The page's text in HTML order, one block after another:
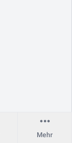
Mehr